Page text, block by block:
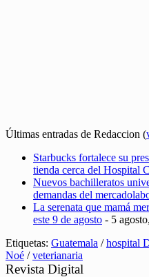
Últimas entradas de Redaccion (
Starbucks fortalece su
tienda cerca del Hospital
Nuevos bachilleratos
demandas del
La serenata que mamá
este 9 de agosto - 5
Etiquetas: Guatemala /hospital
Noé /veterianaria
Revista Digital